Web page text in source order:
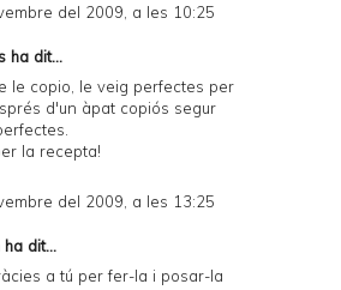
del 2009, a les 10:25
ha dit...
le copio, le veig perfectes per
d'un àpat copiós segur
la recepta!
del 2009, a les 13:25
ha dit...
a tú per fer-la i posar-la